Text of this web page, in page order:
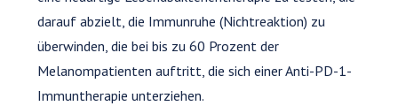
darauf abzielt, die Immunruhe (Nichtreaktion) zu
überwinden, die bei bis zu 60 Prozent der
Melanompatienten auftritt, die sich einer Anti-PD-1-
Immuntherapie unterziehen.